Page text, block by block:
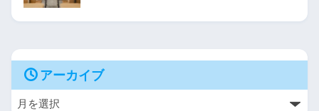
アーカイブ